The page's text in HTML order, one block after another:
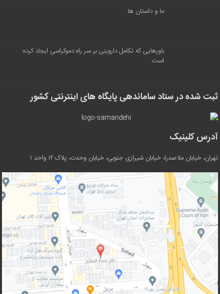
ما و داستان ها
باورهایی که تکامل داروینی بر سر راه دموکراسی ایجاد کرده
است.
ثبت شده در ستاد ساماندهی پایگاه های اینترنتی کشور
آدرس کلینیک
تهران، خیابان ملاصدرا، خیابان شیرازی جنوبی، خیابان وحدت، پلاک ۱۲ واحد ۱